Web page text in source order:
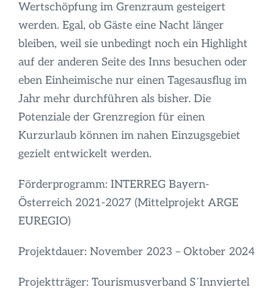
Wertschöpfung im Grenzraum gesteigert
werden. Egal, ob Gäste eine Nacht länger
bleiben, weil sie unbedingt noch ein Highlight
auf der anderen Seite des Inns besuchen oder
eben Einheimische nur einen Tagesausflug im
Jahr mehr durchführen als bisher. Die
Potenziale der Grenzregion für einen
Kurzurlaub können im nahen Einzugsgebiet
gezielt entwickelt werden.
Förderprogramm: INTERREG Bayern-
Österreich 2021-2027 (Mittelprojekt ARGE
EUREGIO)
Projektdauer: November 2023 – Oktober 2024
Projektträger: Tourismusverband S´Innviertel